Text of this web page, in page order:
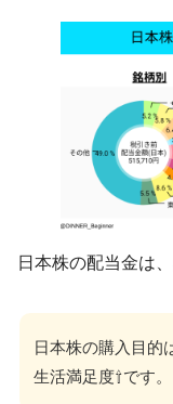
日本株の配当金は、
日本株の購入目的
生活満足度⇧です。